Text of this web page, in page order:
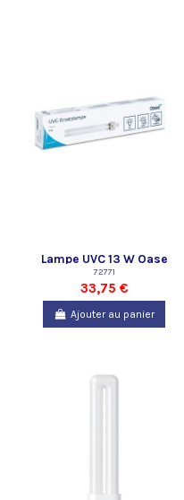
Lampe UVC 13 W Oase
72771
33,75 €
Ajouter au panier